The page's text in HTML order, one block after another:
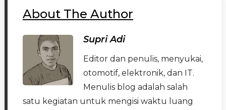
About The Author
Supri Adi
Editor dan penulis, menyukai,
otomotif, elektronik, dan IT.
Menulis blog adalah salah
satu kegiatan untuk mengisi waktu luang